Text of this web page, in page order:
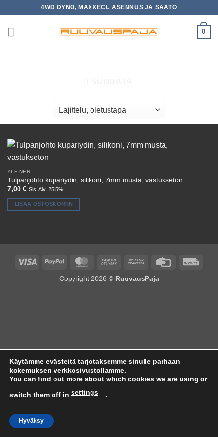
content
4WD DYNO, MAXXECU ASENNUS JA SÄÄTÖ
0
YLEINEN
Tulpanjohto kupariydin, silikoni, 7mm musta, vastukseton
7,00 € Sis. Alv. 25.5%
LISÄÄ OSTOSKORIIN
Visa PayPal MasterCardCash
Delivery
Bank
Credit
Copyright 2026 © RuuvausPaja
Käytämme evästeitä tarjotaksemme sinulle parhaan
kokemuksen verkkosivustollamme.
You can find out more about which cookies we are using or
switch them off in settings .
Hyväksy